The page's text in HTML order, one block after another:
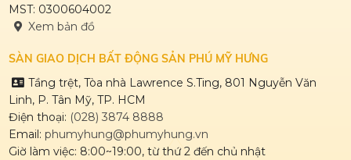
MST: 0300604002
Xem bản đồ
SÀN GIAO DỊCH BẤT ĐỘNG SẢN PHÚ MỸ HƯNG
Tầng trệt, Tòa nhà Lawrence S.Ting, 801 Nguyễn Văn
Linh, P. Tân Mỹ, TP. HCM
Điện thoại: (028) 3874 8888
Email: phumyhung@phumyhung.vn
Giờ làm việc: 8:00~19:00, từ thứ 2 đến chủ nhật